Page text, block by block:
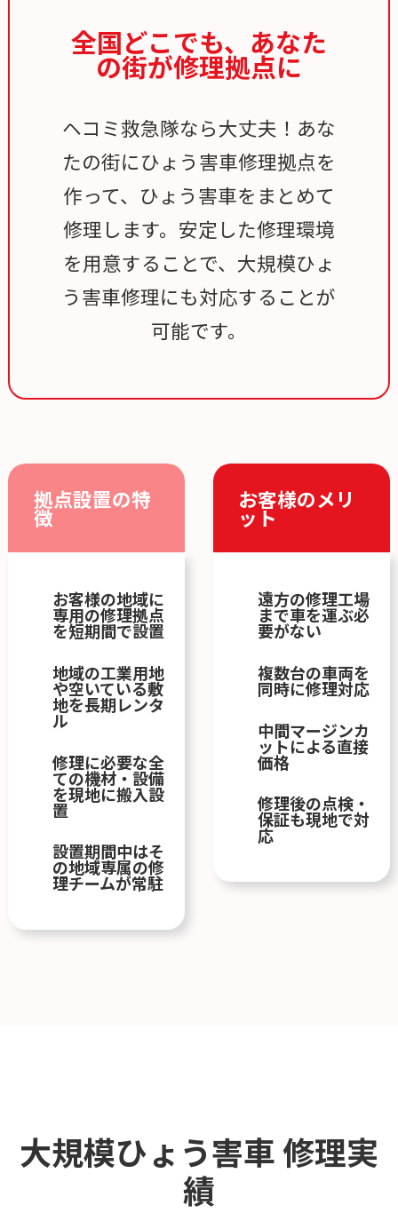
全国どこでも、 あなた
の街が修理拠点に
ヘコミ救急隊なら大丈夫！あな
たの街にひょう害車修理拠点を
作って、ひょう害車をまとめて
修理します。安定した修理環境
を用意することで、大規模ひょ
う害車修理にも対応することが
可能です。
拠点設置の特
徴
お客様の地域に
専用の修理拠点
を短期間で設置
地域の工業用地
や空いている敷
地を長期レンタ
ル
修理に必要な全
ての機材・設備
を現地に搬入設
置
設置期間中はそ
の地域専属の修
理チームが常駐
お客様のメリ
ット
遠方の修理工場
まで車を運ぶ必
要がない
複数台の車両を
同時に修理対応
中間マージンカ
ットによる直接
価格
修理後の点検・
保証も現地で対
応
大規模ひょう害車修理実
績